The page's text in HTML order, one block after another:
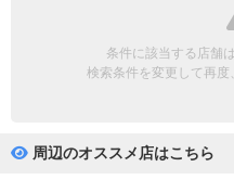
ペアルームあり
条件に該当する店舗
検索条件を変更して再度
周辺のオススメ店はこちら